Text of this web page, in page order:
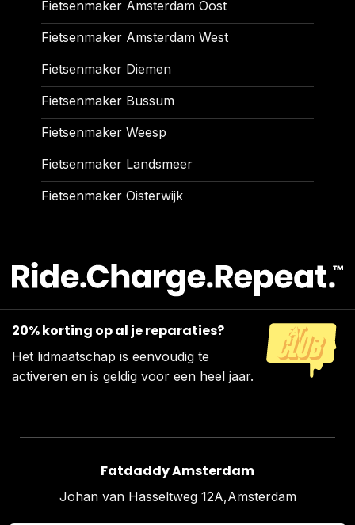
Fietsenmaker Amsterdam Oost
Fietsenmaker Amsterdam West
Fietsenmaker Diemen
Fietsenmaker Bussum
Fietsenmaker Weesp
Fietsenmaker Landsmeer
Fietsenmaker Oisterwijk
20% korting op al je reparaties?
Het lidmaatschap is eenvoudig te
activeren en is geldig voor een heel jaar.
Fatdaddy Amsterdam
Johan van Hasseltweg 12A,Amsterdam